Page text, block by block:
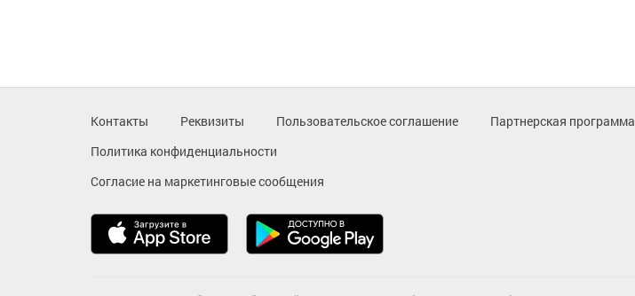
Контакты Реквизиты Пользовательское соглашение
Партнерская программа
Политика конфиденциальности
Согласие на маркетинговые сообщения